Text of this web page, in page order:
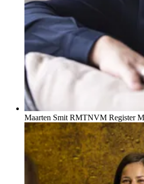
Maarten Smit RMTNVM Register